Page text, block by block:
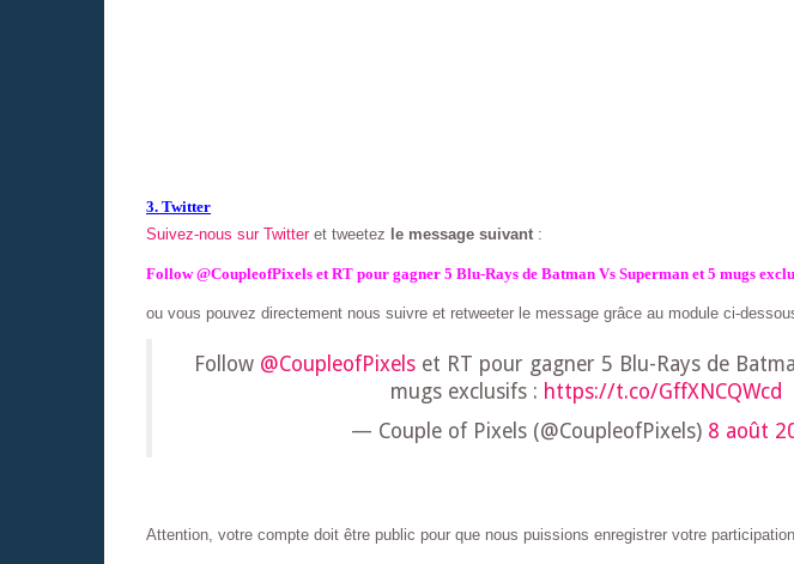
3. Twitter
Suivez-nous sur Twitteret tweetez le message suivant :
Follow @CoupleofPixels et RT pour gagner 5 Blu-Rays de Batman Vs Superman et 5 mugs
ou vous pouvez directement nous suivre et retweeter le message grâce au module ci-
Follow @CoupleofPixelset RT pour gagner 5 Blu-Rays de
mugs exclusifs : https://t.co/GffXNCQWcd
— Couple of Pixels (@CoupleofPixels) 8 août
Attention, votre compte doit être public pour que nous puissions enregistrer votre